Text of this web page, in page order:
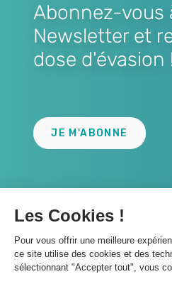
Abonnez-vous
Newsletter et
dose d'évasion
JE M'ABONNE